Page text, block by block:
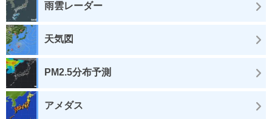
雨雲レーダー
天気図
PM2.5分布予測
アメダス